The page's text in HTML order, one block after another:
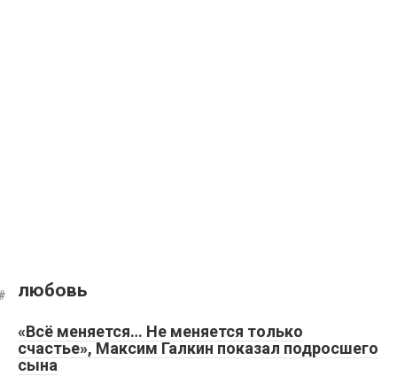
любовь
«Всё меняется… Не меняется только
счастье», Максим Галкин показал подросшего
сына